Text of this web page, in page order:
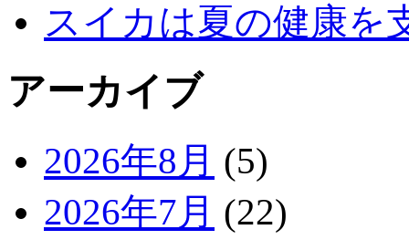
スイカは夏の健康を
アーカイブ
2026年8月 (5)
2026年7月 (22)